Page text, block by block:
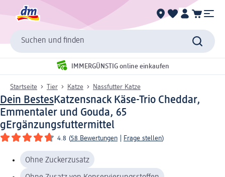
Suchen und finden
IMMERGÜNSTIG online einkaufen
Startseite Tier Katze Nassfutter Katze
Dein BestesKatzensnack Käse-Trio Cheddar,
Emmentaler und Gouda, 65
gErgänzungsfuttermittel
4.8 (58 Bewertungen Frage stellen)
Ohne Zuckerzusatz